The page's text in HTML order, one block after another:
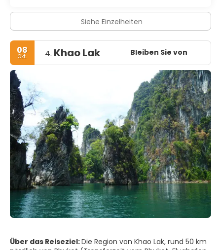
Siehe Einzelheiten
08
Okt. 4. Khao Lak Bleiben Sie von
Über das Reiseziel:Die Region von Khao Lak, rund 50 km